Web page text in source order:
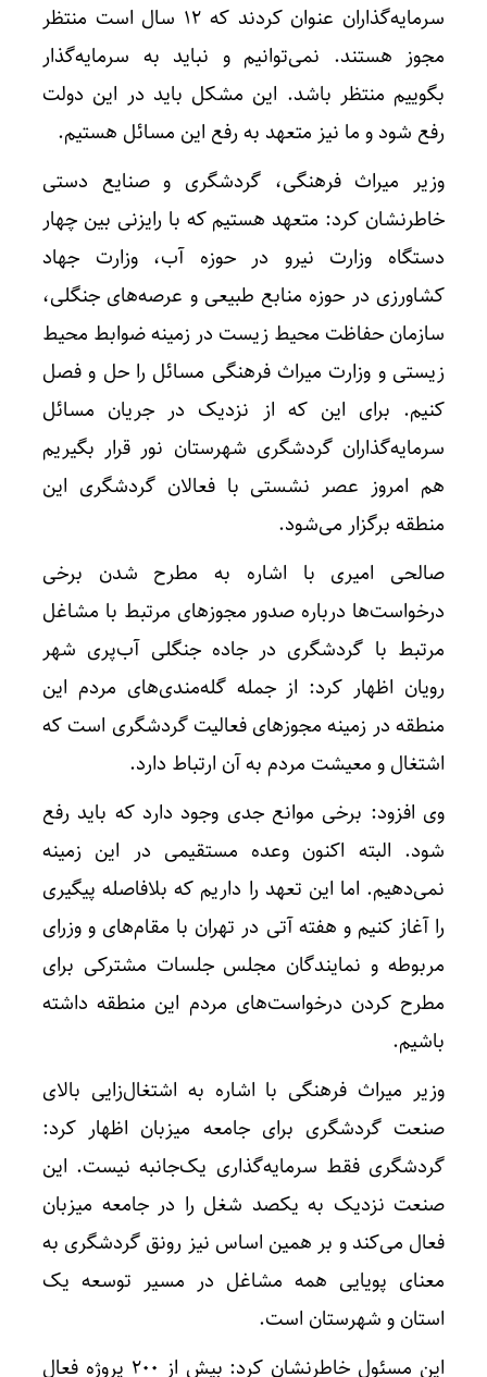
سرمایه‌گذاران عنوان کردند که ۱۲ سال است منتظر
مجوز هستند. نمی‌توانیم و نباید به سرمایه‌گذار
بگوییم منتظر باشد. این مشکل باید در این دولت
رفع شود و ما نیز متعهد به رفع این مسائل هستیم.
وزیر میراث فرهنگی، گردشگری و صنایع دستی
خاطرنشان کرد: متعهد هستیم که با رایزنی بین چهار
دستگاه وزارت نیرو در حوزه آب، وزارت جهاد
کشاورزی در حوزه منابع طبیعی و عرصه‌های جنگلی،
سازمان حفاظت محیط زیست در زمینه ضوابط محیط
زیستی و وزارت میراث فرهنگی مسائل را حل و فصل
کنیم. برای این که از نزدیک در جریان مسائل
سرمایه‌گذاران گردشگری شهرستان نور قرار بگیریم
هم امروز عصر نشستی با فعالان گردشگری این
منطقه برگزار می‌شود.
صالحی امیری با اشاره به مطرح شدن برخی
درخواست‌ها درباره صدور مجوزهای مرتبط با مشاغل
مرتبط با گردشگری در جاده جنگلی آب‌پری شهر
رویان اظهار کرد: از جمله گله‌مندی‌های مردم این
منطقه در زمینه مجوزهای فعالیت گردشگری است که
اشتغال و معیشت مردم به آن ارتباط دارد.
وی افزود: برخی موانع جدی وجود دارد که باید رفع
شود. البته اکنون وعده مستقیمی در این زمینه
نمی‌دهیم. اما این تعهد را داریم که بلافاصله پیگیری
را آغاز کنیم و هفته آتی در تهران با مقام‌های و وزرای
مربوطه و نمایندگان مجلس جلسات مشترکی برای
مطرح کردن درخواست‌های مردم این منطقه داشته
باشیم.
وزیر میراث فرهنگی با اشاره به اشتغال‌زایی بالای
صنعت گردشگری برای جامعه میزبان اظهار کرد:
گردشگری فقط سرمایه‌گذاری یک‌جانبه نیست. این
صنعت نزدیک به یکصد شغل را در جامعه میزبان
فعال می‌کند و بر همین اساس نیز رونق گردشگری به
معنای پویایی همه مشاغل در مسیر توسعه یک
استان و شهرستان است.
این مسئول خاطرنشان کرد: بیش از ۲۰۰ پروژه فعال